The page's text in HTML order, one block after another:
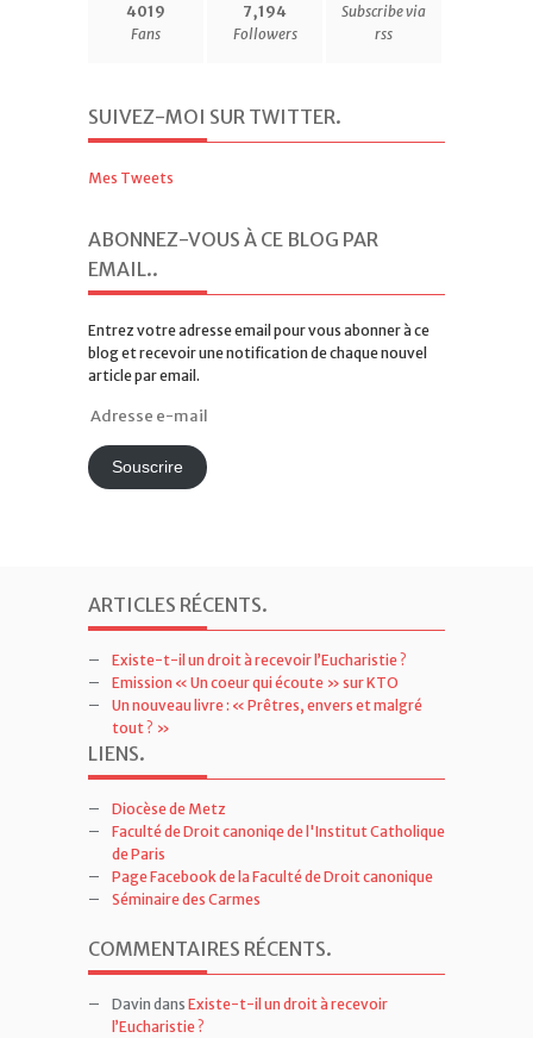
4019
Fans
7,194
Followers
Subscribe via
rss
SUIVEZ-MOI SUR TWITTER.
Mes Tweets
ABONNEZ-VOUS À CE BLOG PAR
EMAIL..
Entrez votre adresse email pour vous abonner à ce
blog et recevoir une notification de chaque nouvel
article par email.
Adresse
mailSouscrire
ARTICLES RÉCENTS.
Existe-t-il un droit à recevoir l’Eucharistie ?
Emission « Un coeur qui écoute » sur KTO
Un nouveau livre : « Prêtres, envers et malgré
tout ? »
LIENS.
Diocèse de Metz
Faculté de Droit canoniqe de l'Institut Catholique
de Paris
Page Facebook de la Faculté de Droit canonique
Séminaire des Carmes
COMMENTAIRES RÉCENTS.
Davin dans Existe-t-il un droit à recevoir
l’Eucharistie ?